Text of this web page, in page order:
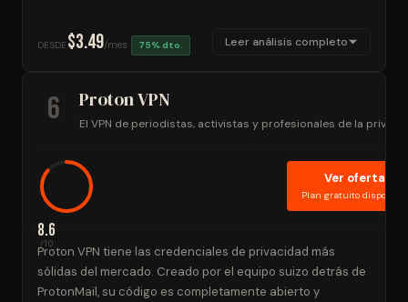
DESDE $3.49/mes 75% dto. Leer análisis completo
6 Proton VPN
El VPN de periodistas, activistas y profesionales de la
8.6
/10
Ver oferta
Plan gratuito disponible
Proton VPN tiene las credenciales de privacidad más
sólidas del mercado. Creado por el equipo suizo detrás de
ProtonMail, su código es completamente abierto y